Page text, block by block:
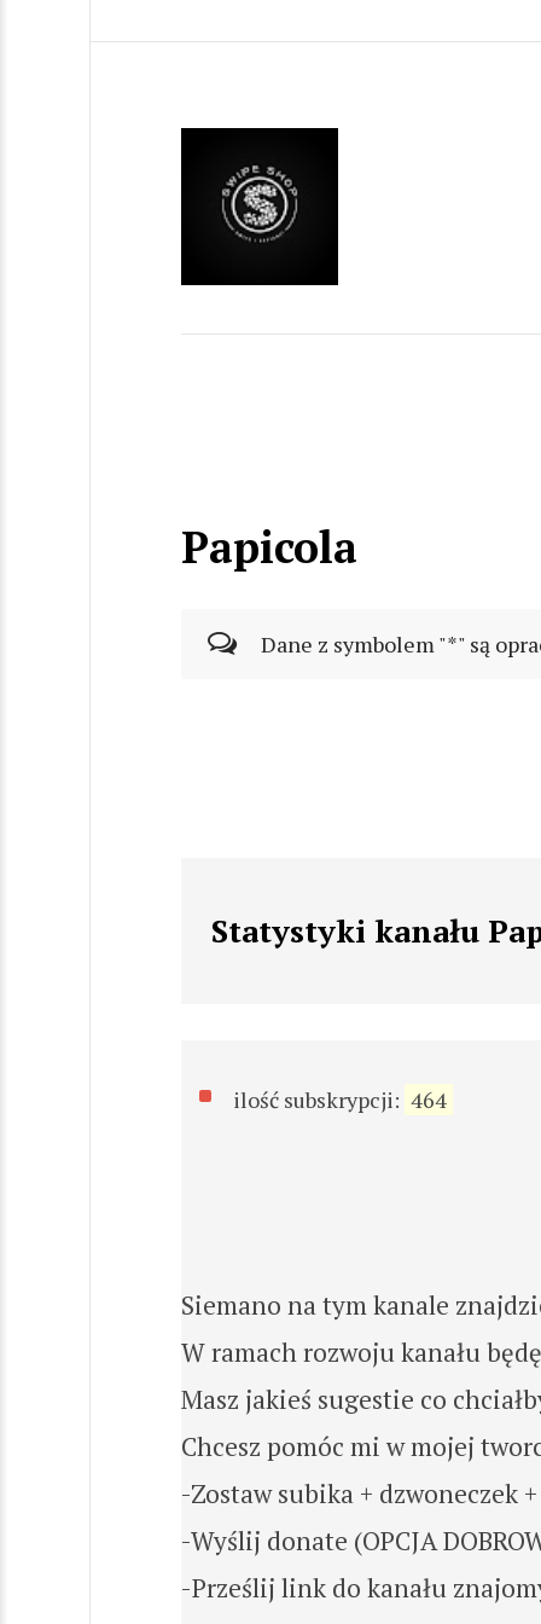
Papicola
Dane z symbolem "*" są
Statystyki kanału
ilość subskrypcji: 464
Siemano na tym kanale
W ramach rozwoju kanału
Masz jakieś sugestie co
Chcesz pomóc mi w mojej
-Zostaw subika + dzwoneczek
-Wyślij donate (OPCJA
-Prześlij link do kanału